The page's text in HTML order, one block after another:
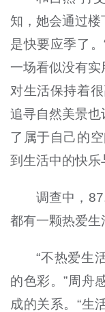
知，她会通过
是快要应季了
一场看似没有
对生活保持着
追寻自然美景也
了属于自己的
到生活中的快乐
调查中，
都有一颗热爱生
“不热爱生
的色彩。”周舟
成的关系。“生